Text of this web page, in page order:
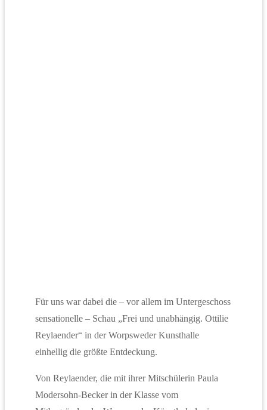
Für uns war dabei die – vor allem im Untergeschoss
sensationelle – Schau „Frei und unabhängig. Ottilie
Reylaender“ in der Worpsweder Kunsthalle
einhellig die größte Entdeckung.
Von Reylaender, die mit ihrer Mitschülerin Paula
Modersohn-Becker in der Klasse vom